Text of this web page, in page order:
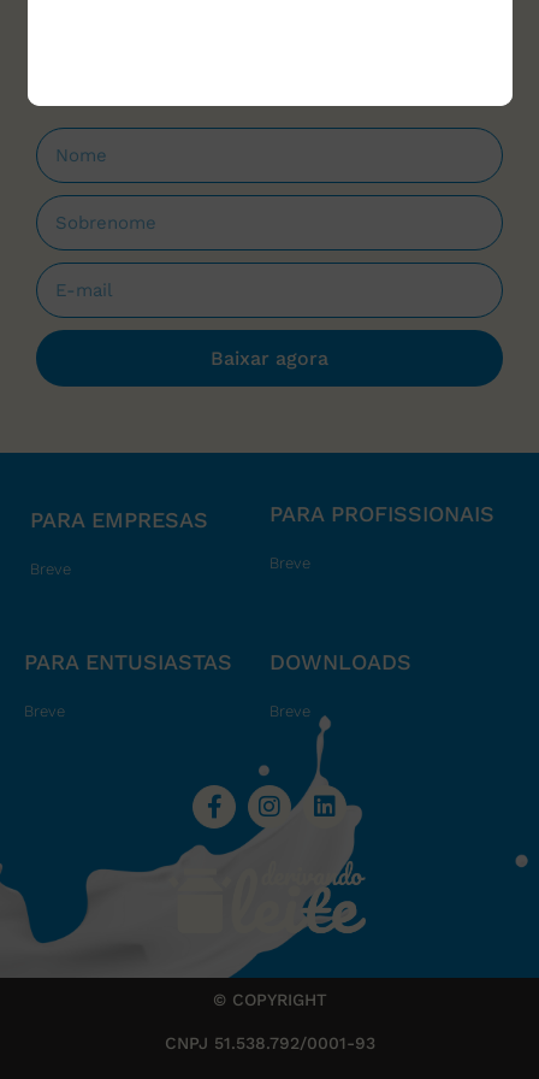
Baixar agora
PARA EMPRESAS
Breve
PARA PROFISSIONAIS
Breve
PARA ENTUSIASTAS
Breve
DOWNLOADS
Breve
© COPYRIGHT
CNPJ 51.538.792/0001-93